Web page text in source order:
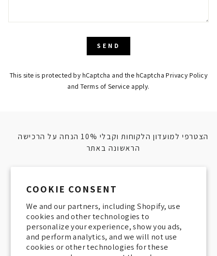
COOKIE CONSENT
We and our partners, including Shopify, use
cookies and other technologies to
personalize your experience, show you ads,
and perform analytics, and we will not use
cookies or other technologies for these
SEND
This site is protected by hCaptcha and the hCaptchaPrivacy Policy
andTerms of Service apply.
הצטרפי למועדון הלקוחות וקבלי 10% הנחה על הרכישה
הראשונה באתר
your first purchase
ENTER
YOUR
EMAIL
SUBSCRIBE